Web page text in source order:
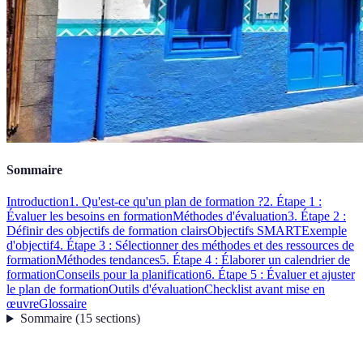
Sommaire
Introduction1. Qu'est-ce qu'un plan de formation ?2. Étape 1 :
Évaluer les besoins en formationMéthodes d'évaluation3. Étape 2 :
Définir des objectifs de formation clairsObjectifs SMARTExemple
d'objectif4. Étape 3 : Sélectionner des méthodes et des ressources de
formationMéthodes tendances5. Étape 4 : Élaborer un calendrier de
formationConseils pour la planification6. Étape 5 : Évaluer et ajuster
le plan de formationOutils d'évaluationChecklist avant mise en
œuvreGlossaire
Sommaire(15 sections)